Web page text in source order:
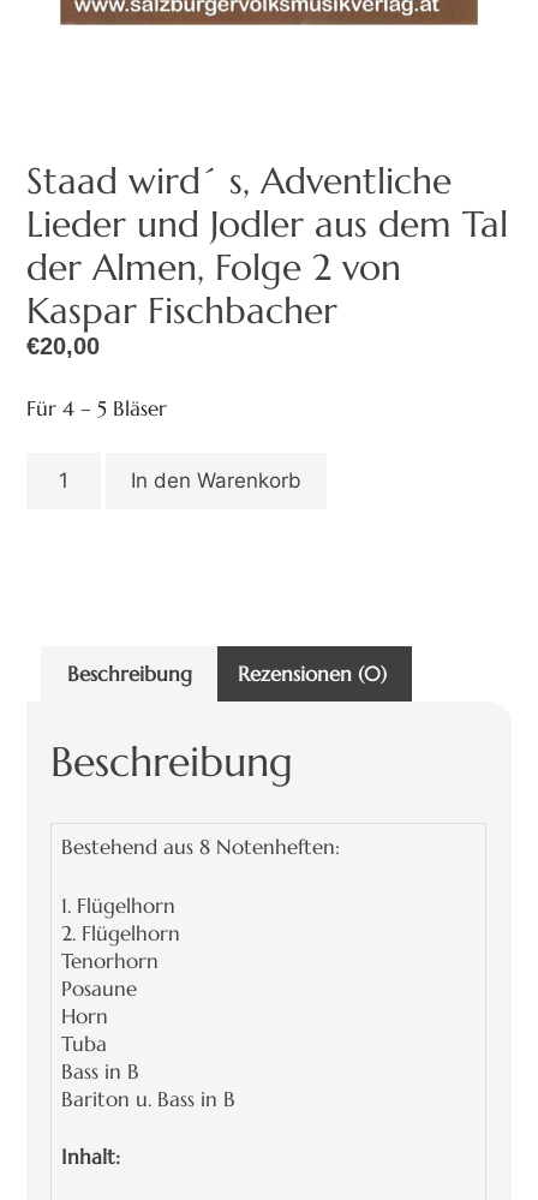
Staad wird´ s, Adventliche
Lieder und Jodler aus dem Tal
der Almen, Folge 2 von
Kaspar Fischbacher
€20,00
Für 4 – 5 Bläser
In den Warenkorb
Beschreibung Rezensionen (0)
Beschreibung
Bestehend aus 8 Notenheften:
1. Flügelhorn
2. Flügelhorn
Tenorhorn
Posaune
Horn
Tuba
Bass in B
Bariton u. Bass in B
Inhalt: